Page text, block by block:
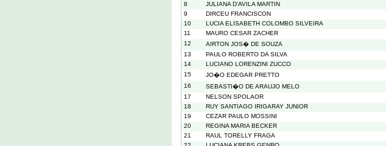
8
JULIANA D'AVILA MARTIN
9
DIRCEU FRANCISCON
10
LUCIA ELISABETH COLOMBO SILVEIRA
11
MAURO CESAR ZACHER
12
AIRTON JOS� DE SOUZA
13
PAULO ROBERTO DA SILVA
14
LUCIANO LORENZINI ZUCCO
15
JO�O EDEGAR PRETTO
16
SEBASTI�O DE ARAUJO MELO
17
NELSON SPOLAOR
18
RUY SANTIAGO IRIGARAY JUNIOR
19
CEZAR PAULO MOSSINI
20
REGINA MARIA BECKER
21
RAUL TORELLY FRAGA